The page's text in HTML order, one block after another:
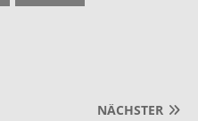
NÄCHSTER